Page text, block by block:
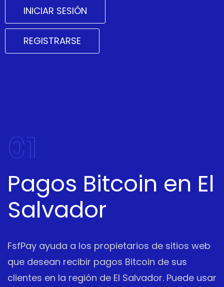
INICIAR SESIÓN
REGISTRARSE
01
Pagos Bitcoin en El
Salvador
FsfPay ayuda a los propietarios de sitios web
que desean recibir pagos Bitcoin de sus
clientes en la región de El Salvador. Puede usar